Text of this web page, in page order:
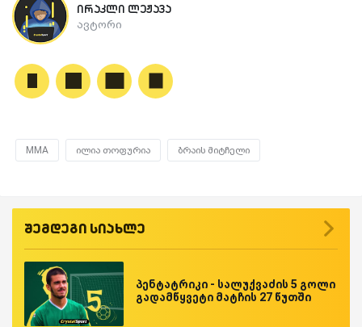
ირაკლი ლეჟავა
ავტორი
MMA ილია თოფურია ბრაის მიტჩელი
შემდეგი სიახლე
პენტატრიკი - სალუქვაძის 5 გოლი
გადამწყვეტი მატჩის 27 წუთში